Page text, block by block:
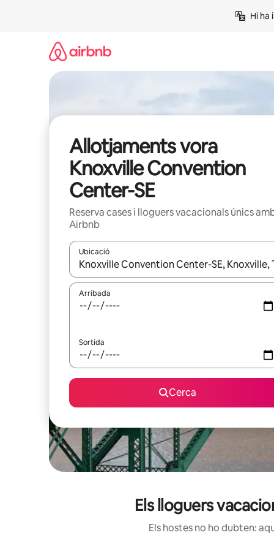
Hi ha
Allotjaments vora
Knoxville Convention
Center-SE
Reserva cases i lloguers vacacionals únics
Airbnb
Ubicació
Quan els resultats estiguin disponibles, podràs
Arribada
Sortida
Cerca
Els lloguers
Els hostes no ho dubten: